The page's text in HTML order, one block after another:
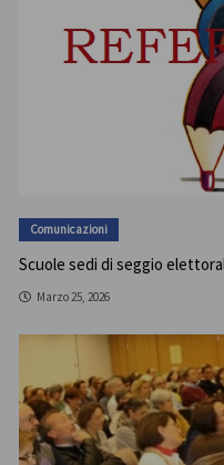
Comunicazioni
Scuole sedi di seggio
Marzo 25, 2026